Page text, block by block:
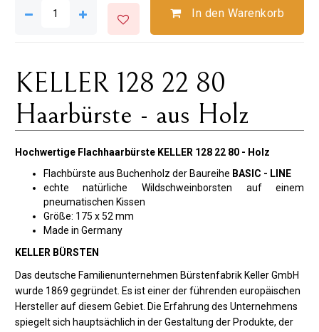
In den Warenkorb
KELLER 128 22 80
Haarbürste - aus Holz
Hochwertige Flachhaarbürste KELLER 128 22 80 - Holz
Flachbürste aus Buchenholz der Baureihe BASIC - LINE
echte natürliche Wildschweinborsten auf einem
pneumatischen Kissen
Größe: 175 x 52 mm
Made in Germany
KELLER BÜRSTEN
Das deutsche Familienunternehmen Bürstenfabrik Keller GmbH
wurde 1869 gegründet. Es ist einer der führenden europäischen
Hersteller auf diesem Gebiet. Die Erfahrung des Unternehmens
spiegelt sich hauptsächlich in der Gestaltung der Produkte, der